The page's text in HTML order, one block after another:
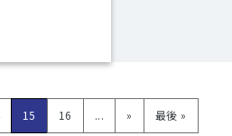
15 16 ... » 最後 »